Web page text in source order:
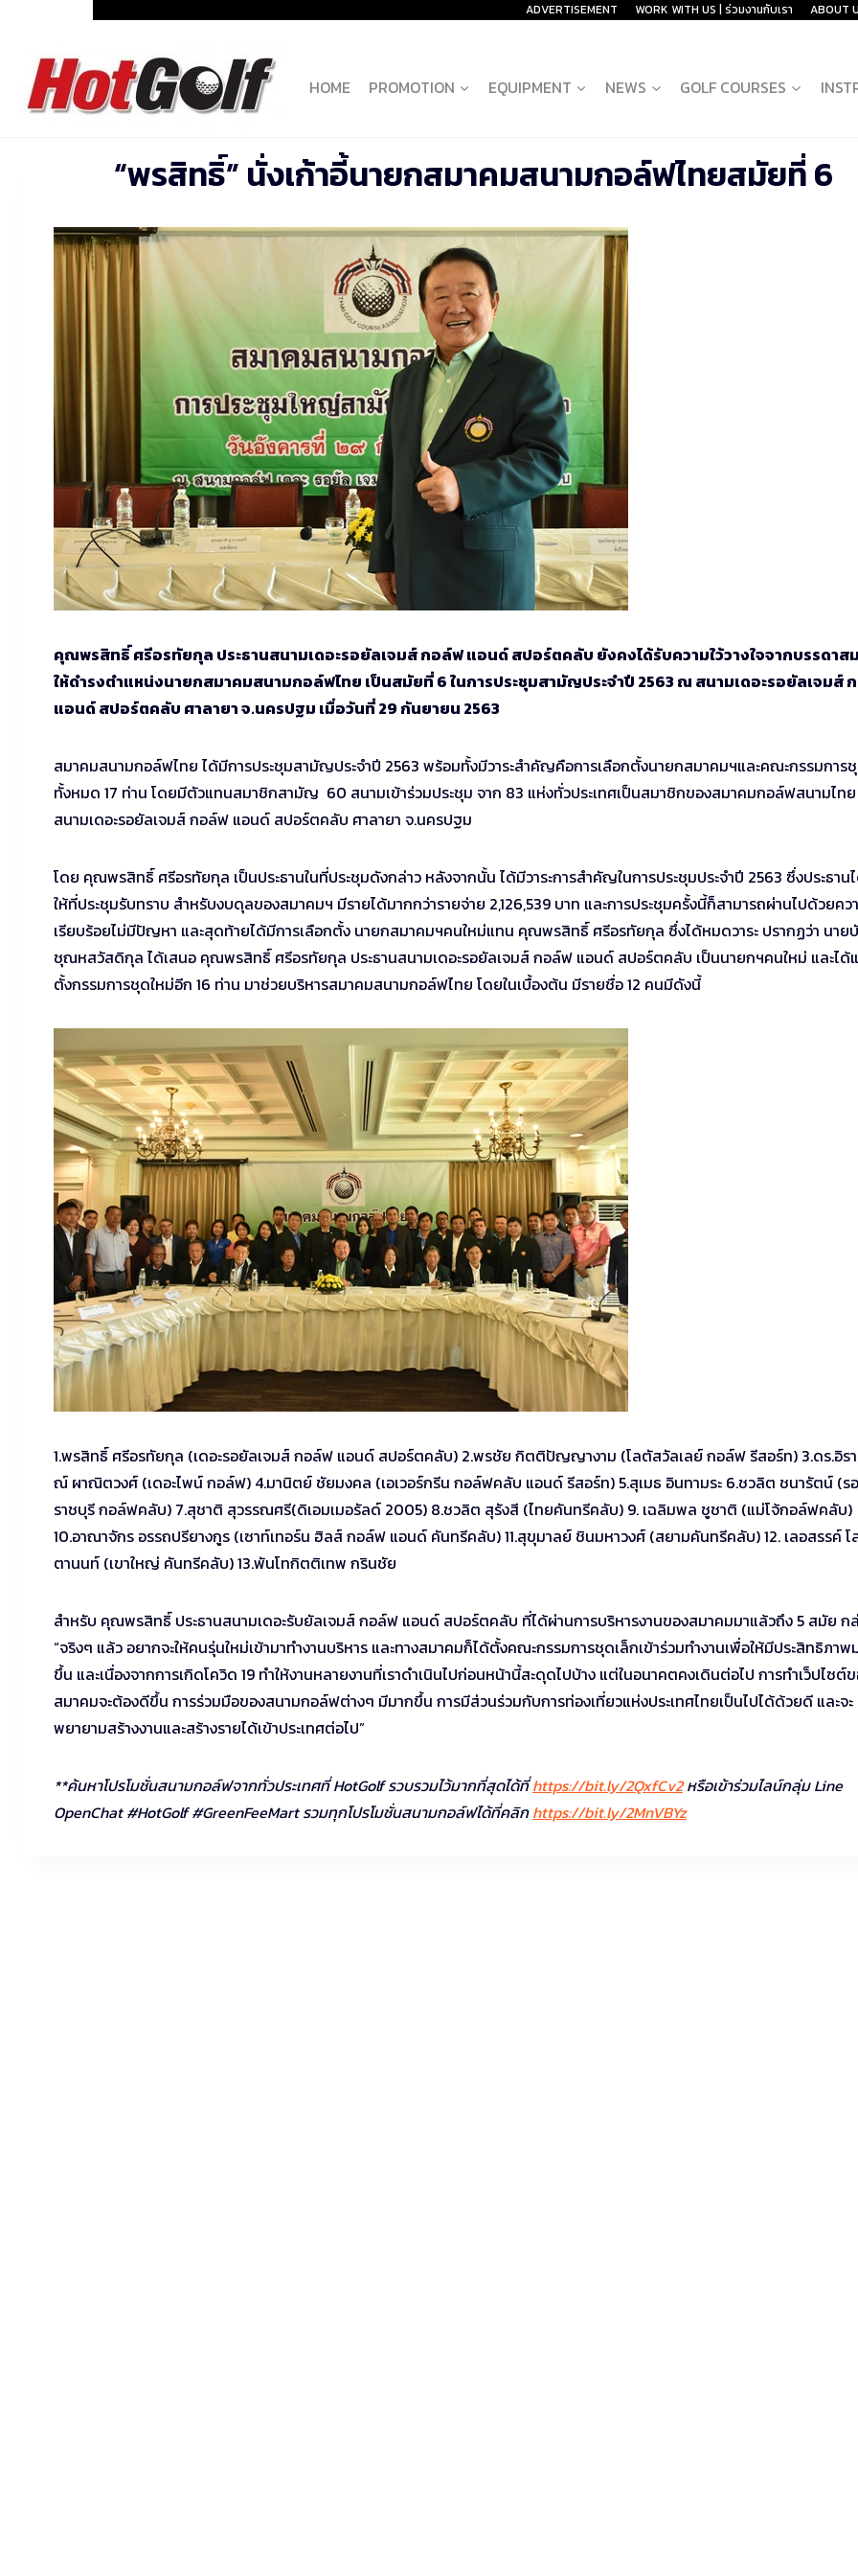
content
ADVERTISEMENT WORK WITH US | ร่วมงานกับเรา ABOUT
HOME PROMOTION EQUIPMENT NEWS GOLF COURSES
“พรสิทธิ์” นั่งเก้าอี้นายกสมาคมสนามกอล์ฟไทยสมัยที่ 6
คุณพรสิทธิ์ ศรีอรทัยกุล ประธานสนามเดอะรอยัลเจมส์ กอล์ฟ แอนด์ สปอร์ตคลับ ยังคงได้รับความใว้วางใจจากบรรดาส
ให้ดำรงตำแหน่งนายกสมาคมสนามกอล์ฟไทย เป็นสมัยที่ 6 ในการประชุมสามัญประจำปี 2563 ณ สนามเดอะรอยัลเจมส์
แอนด์ สปอร์ตคลับ ศาลายา จ.นครปฐม เมื่อวันที่ 29 กันยายน 2563
สมาคมสนามกอล์ฟไทย ได้มีการประชุมสามัญประจำปี 2563 พร้อมทั้งมีวาระสำคัญคือการเลือกตั้งนายกสมาคมฯและคณะกรรมการ
ทั้งหมด 17 ท่าน โดยมีตัวแทนสมาชิกสามัญ 60 สนามเข้าร่วมประชุม จาก 83 แห่งทั่วประเทศเป็นสมาชิกของสมาคมกอล์ฟสนามไท
สนามเดอะรอยัลเจมส์ กอล์ฟ แอนด์ สปอร์ตคลับ ศาลายา จ.นครปฐม
โดย คุณพรสิทธิ์ ศรีอรทัยกุล เป็นประธานในที่ประชุมดังกล่าว หลังจากนั้น ได้มีวาระการสำคัญในการประชุมประจำปี 2563 ซึ่งประธาน
ให้ที่ประชุมรับทราบ สำหรับงบดุลของสมาคมฯ มีรายได้มากกว่ารายจ่าย 2,126,539 บาท และการประชุมครั้งนี้ก็สามารถผ่านไปด้วยคว
เรียบร้อยไม่มีปัญหา และสุดท้ายได้มีการเลือกตั้ง นายกสมาคมฯคนใหม่แทน คุณพรสิทธิ์ ศรีอรทัยกุล ซึ่งได้หมดวาระ ปรากฏว่า นา
ชุณหสวัสดิกุล ได้เสนอ คุณพรสิทธิ์ ศรีอรทัยกุล ประธานสนามเดอะรอยัลเจมส์ กอล์ฟ แอนด์ สปอร์ตคลับ เป็นนายกฯคนใหม่ และได้
ตั้งกรรมการชุดใหม่อีก 16 ท่าน มาช่วยบริหารสมาคมสนามกอล์ฟไทย โดยในเบื้องต้น มีรายชื่อ 12 คนมีดังนี้
1.พรสิทธิ์ ศรีอรทัยกุล (เดอะรอยัลเจมส์ กอล์ฟ แอนด์ สปอร์ตคลับ) 2.พรชัย กิตติปัญญางาม (โลตัสวัลเลย์ กอล์ฟ รีสอร์ท) 3.ดร.อิร
ณ์ ผาณิตวงศ์ (เดอะไพน์ กอล์ฟ) 4.มานิตย์ ชัยมงคล (เอเวอร์กรีน กอล์ฟคลับ แอนด์ รีสอร์ท) 5.สุเมธ อินทามระ 6.ชวลิต ชนารัตน์ (ร
ราชบุรี กอล์ฟคลับ) 7.สุชาติ สุวรรณศรี(ดิเอมเมอรัลด์ 2005) 8.ชวลิต สุรังสี (ไทยคันทรีคลับ) 9. เฉลิมพล ชูชาติ (แม่โจ้กอล์ฟคลับ)
10.อาณาจักร อรรถปรียางกูร (เซาท์เทอร์น ฮิลส์ กอล์ฟ แอนด์ คันทรีคลับ) 11.สุขุมาลย์ ชินมหาวงศ์ (สยามคันทรีคลับ) 12. เลอสรรค์
ตานนท์ (เขาใหญ่ คันทรีคลับ) 13.พันโทกิตติเทพ กรินชัย
สำหรับ คุณพรสิทธิ์ ประธานสนามเดอะรับยัลเจมส์ กอล์ฟ แอนด์ สปอร์ตคลับ ที่ได้ผ่านการบริหารงานของสมาคมมาแล้วถึง 5 สมัย กล่
“จริงๆ แล้ว อยากจะให้คนรุ่นใหม่เข้ามาทำงานบริหาร และทางสมาคมก็ได้ตั้งคณะกรรมการชุดเล็กเข้าร่วมทำงานเพื่อให้มีประสิทธิภาพ
ขึ้น และเนื่องจากการเกิดโควิด 19 ทำให้งานหลายงานที่เราดำเนินไปก่อนหน้านี้สะดุดไปบ้าง แต่ในอนาคตคงเดินต่อไป การทำเว็ปไซต์
สมาคมจะต้องดีขึ้น การร่วมมือของสนามกอล์ฟต่างๆ มีมากขึ้น การมีส่วนร่วมกับการท่องเที่ยวแห่งประเทศไทยเป็นไปได้ด้วยดี และจะ
พยายามสร้างงานและสร้างรายได้เข้าประเทศต่อไป”
**ค้นหาโปรโมชั่นสนามกอล์ฟจากทั่วประเทศที่ HotGolf รวบรวมไว้มากที่สุดได้ที่https://bit.ly/2QxfCv2หรือเข้าร่วมไลน์กลุ่ม Line
OpenChat #HotGolf #GreenFeeMart รวมทุกโปรโมชั่นสนามกอล์ฟได้ที่คลิกhttps://bit.ly/2MnVBYz